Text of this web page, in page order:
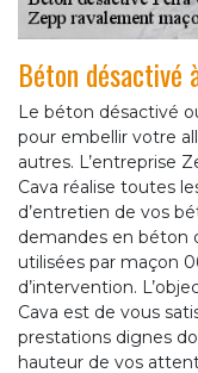
Béton désactivé
Le béton désactivé
pour embellir votre
autres. L’entreprise
Cava réalise toutes
d’entretien de vos
demandes en béton
utilisées par maçon
d’intervention.
Cava est de vous
prestations dignes
hauteur de vos